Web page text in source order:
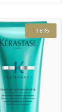
-18%